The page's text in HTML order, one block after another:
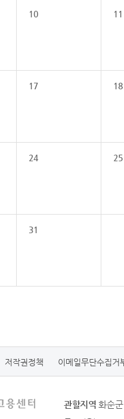
10 11
17 18
24 25
31
저작권정책 이메일무단수집거
관할지역 화순군